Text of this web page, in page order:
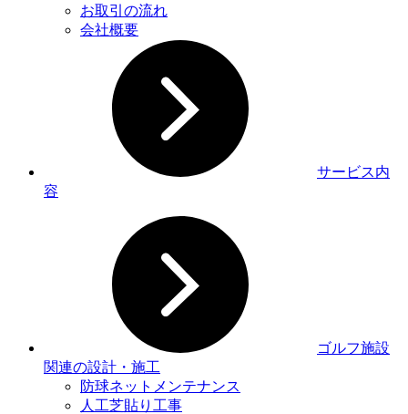
お取引の流れ
会社概要
サービス内
容
ゴルフ施設
関連の設計・施工
防球ネットメンテナンス
人工芝貼り工事